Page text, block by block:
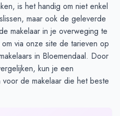
is het handig om niet enkel
maar ook de geleverde
makelaar in je overweging te
via onze site de tarieven op
in Bloemendaal. Door
kun je een
de makelaar die het beste